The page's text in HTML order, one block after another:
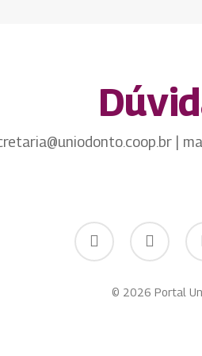
|
twitter facebook
© 2026 Portal